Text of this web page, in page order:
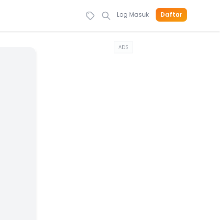
Log Masuk Daftar
ADS